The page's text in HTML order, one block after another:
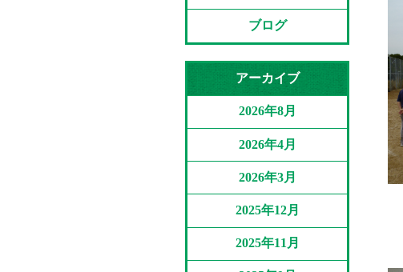
ブログ
アーカイブ
2026年8月
2026年4月
2026年3月
2025年12月
2025年11月